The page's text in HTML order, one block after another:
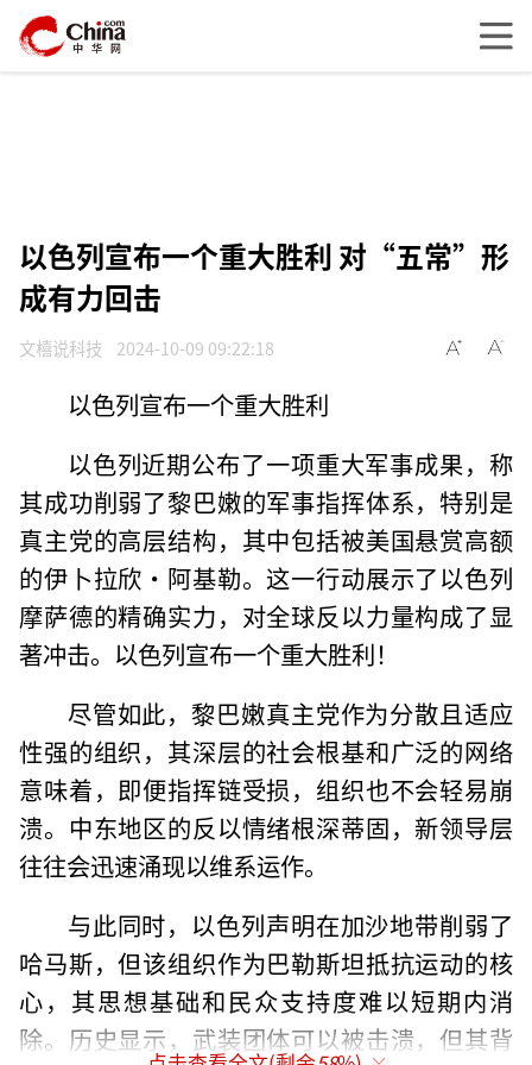
以色列宣布一个重大胜利 对“五常”形
成有力回击
文橲说科技 2024-10-09 09:22:18
以色列宣布一个重大胜利
以色列近期公布了一项重大军事成果，称
其成功削弱了黎巴嫩的军事指挥体系，特别是
真主党的高层结构，其中包括被美国悬赏高额
的伊卜拉欣·阿基勒。这一行动展示了以色列
摩萨德的精确实力，对全球反以力量构成了显
著冲击。以色列宣布一个重大胜利！
尽管如此，黎巴嫩真主党作为分散且适应
性强的组织，其深层的社会根基和广泛的网络
意味着，即便指挥链受损，组织也不会轻易崩
溃。中东地区的反以情绪根深蒂固，新领导层
往往会迅速涌现以维系运作。
与此同时，以色列声明在加沙地带削弱了
哈马斯，但该组织作为巴勒斯坦抵抗运动的核
心，其思想基础和民众支持度难以短期内消
除。历史显示，武装团体可以被击溃，但其背